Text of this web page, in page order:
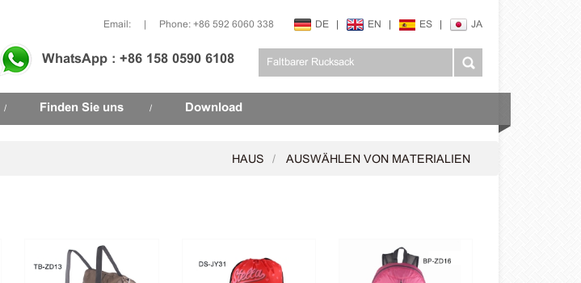
DE | EN | ES | JA
Email: | Phone: +86 592 6060 338
WhatsApp : +86 158 0590 6108
/ Finden Sie uns / Download
HAUS AUSWÄHLEN VON MATERIALIEN